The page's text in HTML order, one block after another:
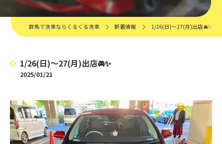
群馬で洗車ならくるくる洗車 新着情報 1/26(日)〜27(月)出店🚘✨️
1/26(日)〜27(月)出店🚘✨️
2025/01/21